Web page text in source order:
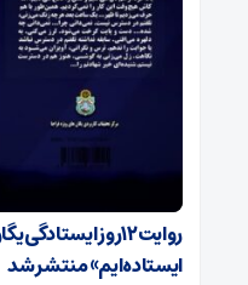
روایت۱۲روز
ایستاده‌ایم» منتشر شد